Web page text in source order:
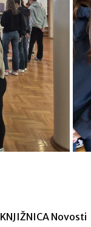
KNJIŽNICA Novosti